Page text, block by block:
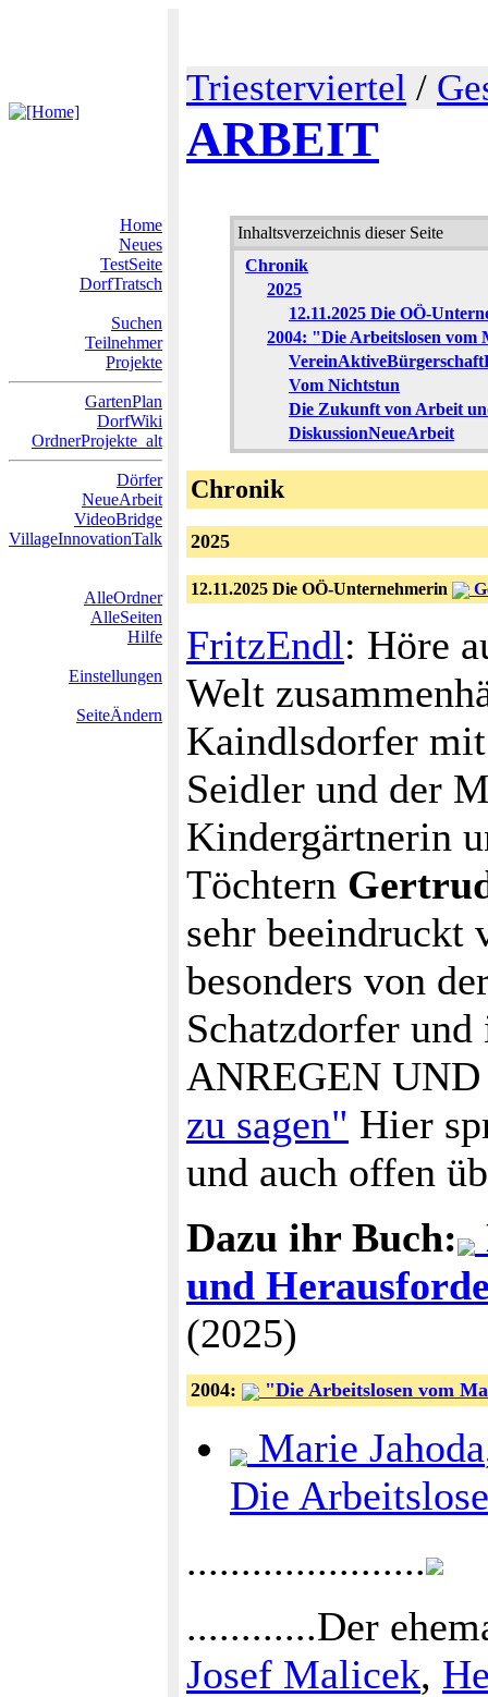
Triesterviertel /
ARBEIT
Home
Neues
TestSeite
DorfTratsch
Suchen
Teilnehmer
Projekte
GartenPlan
DorfWiki
OrdnerProjekte_alt
Dörfer
NeueArbeit
VideoBridge
VillageInnovationTalk
AlleOrdner
AlleSeiten
Hilfe
Einstellungen
SeiteÄndern
Inhaltsverzeichnis dieser Seite
Chronik
2025
12.11.2025 Die OÖ-
2004: "Die Arbeitslosen vom
Vom Nichtstun
Die Zukunft von Arbeit
DiskussionNeueArbeit
Chronik
2025
12.11.2025 Die OÖ-Unternehmerin
FritzEndl: Höre
Welt
Kaindlsdorfer
Seidler und der
Kindergärtnerin
Töchtern
sehr beeindruckt
besonders von
Schatzdorfer
ANREGEN
zu sagen" Hier
und auch offen
Dazu ihr Buch:
und
(2025)
2004: "Die Arbeitslosen vom
Marie Jahoda
Die
......................
............Der
Josef Malicek,